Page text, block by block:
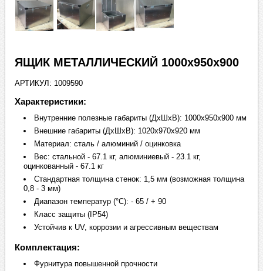
ЯЩИК МЕТАЛЛИЧЕСКИЙ 1000х950х900
АРТИКУЛ: 1009590
Характеристики:
Внутренние полезные габариты (ДхШхВ): 1000х950х900 мм
Внешние габариты (ДхШхВ): 1020х970х920 мм
Материал: сталь / алюминий / оцинковка
Вес: стальной - 67.1 кг, алюминиевый - 23.1 кг,
оцинкованный - 67.1 кг
Стандартная толщина стенок: 1,5 мм (возможная толщина
0,8 - 3 мм)
Диапазон температур (°C): - 65 / + 90
Класс защиты (IP54)
Устойчив к UV, коррозии и агрессивным веществам
Комплектация:
Фурнитура повышенной прочности